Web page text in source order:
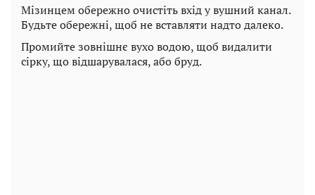
Мізинцем обережно очистіть вхід у вушний канал.
Будьте обережні, щоб не вставляти надто далеко.
Промийте зовнішнє вухо водою, щоб видалити
сірку, що відшарувалася, або бруд.